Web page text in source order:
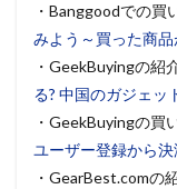
・Banggoodでの買
みよう～買った商
・GeekBuyingの紹
る? 中国のガジェ
・GeekBuyingの買
ユーザー登録から
・GearBest.comの